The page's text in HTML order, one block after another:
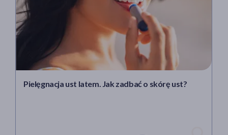
Pielęgnacja ust latem. Jak zadbać o skórę ust?